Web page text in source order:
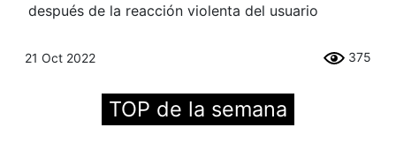
después de la reacción violenta del usuario
21 Oct 2022 375
TOP de la semana